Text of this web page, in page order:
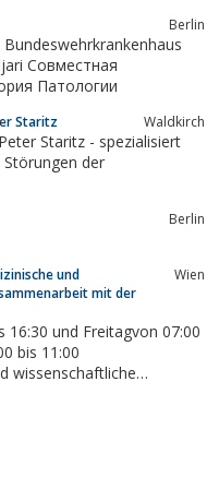
Spezialisierung in derBerlin
Совместная
Патологии
Staritz Waldkirch
der
Berlin
und
mit der
Wien
und Freitagvon 07:00